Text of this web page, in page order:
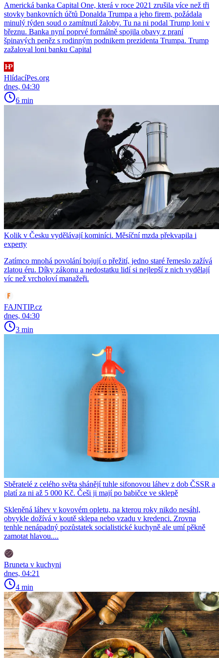
Americká banka Capital One, která v roce 2021 zrušila více než tři
stovky bankovních účtů Donalda Trumpa a jeho firem, požádala
minulý týden soud o zamítnutí žaloby. Tu na ni podal Trump loni v
březnu. Banka nyní poprvé formálně spojila obavy z praní
špinavých peněz s rodinným podnikem prezidenta Trumpa. Trump
zažaloval loni banku Capital
HlídacíPes.org
dnes, 04:30
6 min
Kolik v Česku vydělávají kominíci. Měsíční mzda překvapila i
experty
Zatímco mnohá povolání bojují o přežití, jedno staré řemeslo zažívá
zlatou éru. Díky zákonu a nedostatku lidí si nejlepší z nich vydělají
víc než vrcholoví manažeři.
FAJNTIP.cz
dnes, 04:30
3 min
Sběratelé z celého světa shánějí tuhle sifonovou láhev z dob ČSSR a
platí za ni až 5 000 Kč. Češi ji mají po babičce ve sklepě
Skleněná láhev v kovovém opletu, na kterou roky nikdo nesáhl,
obvykle dožívá v koutě sklepa nebo vzadu v kredenci. Zrovna
tenhle nenápadný pozůstatek socialistické kuchyně ale umí pěkně
zamotat hlavou....
Bruneta v kuchyni
dnes, 04:21
4 min